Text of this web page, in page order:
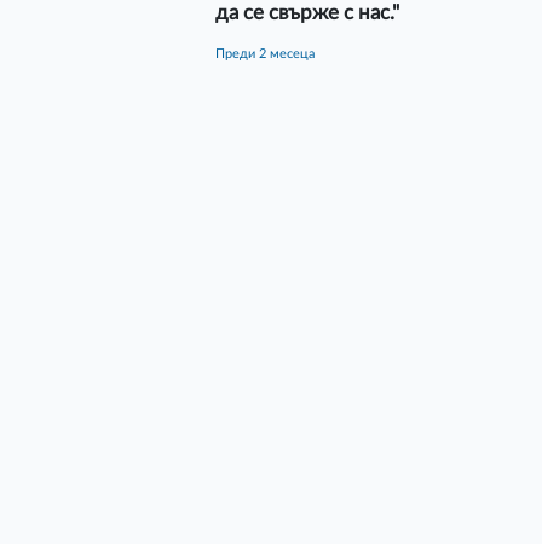
да се свърже с нас."
преди 2 месеца